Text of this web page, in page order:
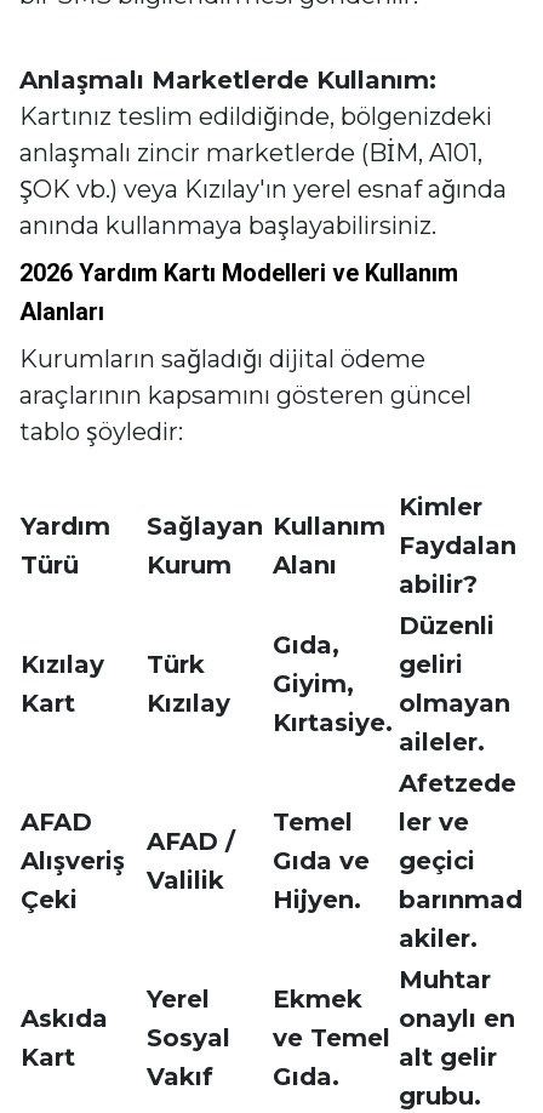
Anlaşmalı Marketlerde Kullanım:
Kartınız teslim edildiğinde, bölgenizdeki
anlaşmalı zincir marketlerde (BİM, A101,
ŞOK vb.) veya Kızılay'ın yerel esnaf ağında
anında kullanmaya başlayabilirsiniz.
2026 Yardım Kartı Modelleri ve Kullanım
Alanları
Kurumların sağladığı dijital ödeme
araçlarının kapsamını gösteren güncel
tablo şöyledir:
Yardım
Türü
Sağlayan
Kurum
Kullanım
Alanı
Kimler
Faydalan
abilir?
Kızılay
Kart
Türk
Kızılay
Gıda,
Giyim,
Kırtasiye.
Düzenli
geliri
olmayan
aileler.
AFAD
Alışveriş
Çeki
AFAD /
Valilik
Temel
Gıda ve
Hijyen.
Afetzede
ler ve
geçici
barınmad
akiler.
Askıda
Kart
Yerel
Sosyal
Vakıf
Ekmek
ve Temel
Gıda.
Muhtar
onaylı en
alt gelir
grubu.